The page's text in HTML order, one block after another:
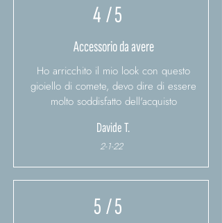
4/ 5
Accessorio da avere
Ho arricchito il mio look con questo
gioiello di comete, devo dire di essere
molto soddisfatto dell'acquisto
Davide T.
2-1-22
5/ 5